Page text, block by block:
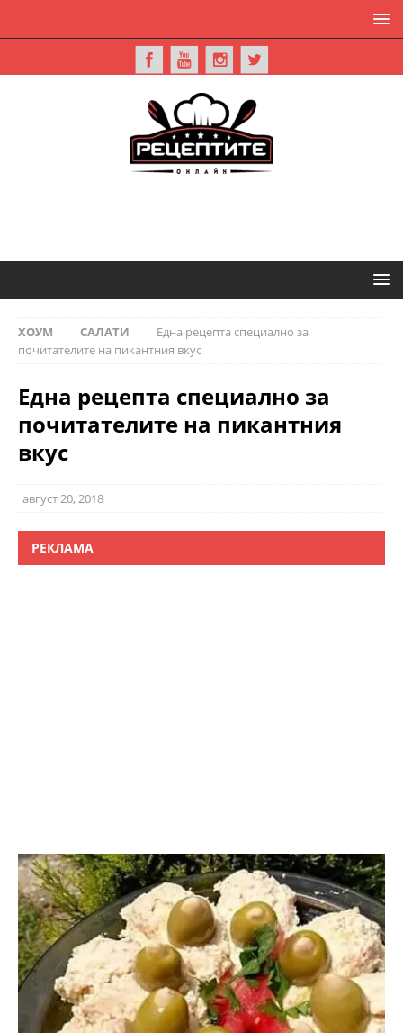
ХОУМ САЛАТИ
Една рецепта специално за
почитателите на пикантния вкус
Една рецепта специално за
почитателите на пикантния
вкус
август 20, 2018
РЕКЛАМА